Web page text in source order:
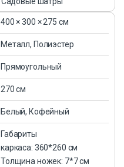
400 × 300 × 275 см
Металл, Полиэстер
Прямоугольный
270 см
Белый, Кофейный
Габариты
каркаса: 360*260 см
Толщина ножек: 7*7 см